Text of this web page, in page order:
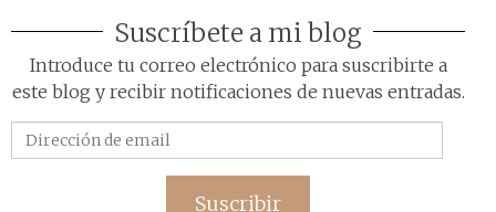
Suscríbete a mi blog
Introduce tu correo electrónico para suscribirte a
este blog y recibir notificaciones de nuevas entradas.
de
Suscribir